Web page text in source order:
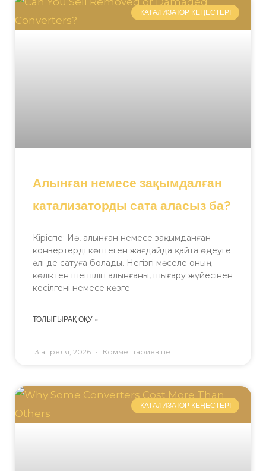
КАТАЛИЗАТОР КЕҢЕСТЕРІ
Алынған немесе зақымдалған
катализаторды сата аласыз ба?
Кіріспе: Иә, алынған немесе зақымданған
конвертерді көптеген жағдайда қайта өңдеуге
әлі де сатуға болады. Негізгі мәселе оның
көліктен шешіліп алынғаны, шығару жүйесінен
кесілгені немесе көзге
ТОЛЫҒЫРАҚ ОҚУ »
13 апреля, 2026 Комментариев нет
КАТАЛИЗАТОР КЕҢЕСТЕРІ